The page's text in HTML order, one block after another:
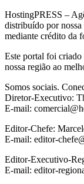
HostingPRESS –
distribuído por
mediante crédito da
Este portal foi criado
nossa região ao
Somos sociais.
Diretor-Executivo:
E-mail:
Editor-Chefe:
E-mail: editor-
Editor-Executivo-
E-mail: editor-